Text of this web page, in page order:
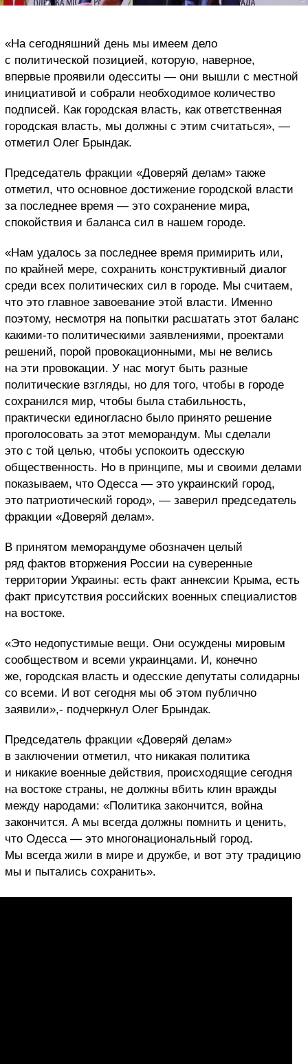
«На сегодняшний день мы имеем дело
с политической позицией, которую, наверное,
впервые проявили одесситы — они вышли с местной
инициативой и собрали необходимое количество
подписей. Как городская власть, как ответственная
городская власть, мы должны с этим считаться», —
отметил Олег Брындак.
Председатель фракции «Доверяй делам» также
отметил, что основное достижение городской власти
за последнее время — это сохранение мира,
спокойствия и баланса сил в нашем городе.
«Нам удалось за последнее время примирить или,
по крайней мере, сохранить конструктивный диалог
среди всех политических сил в городе. Мы считаем,
что это главное завоевание этой власти. Именно
поэтому, несмотря на попытки расшатать этот баланс
какими-то политическими заявлениями, проектами
решений, порой провокационными, мы не велись
на эти провокации. У нас могут быть разные
политические взгляды, но для того, чтобы в городе
сохранился мир, чтобы была стабильность,
практически единогласно было принято решение
проголосовать за этот меморандум. Мы сделали
это с той целью, чтобы успокоить одесскую
общественность. Но в принципе, мы и своими делами
показываем, что Одесса — это украинский город,
это патриотический город», — заверил председатель
фракции «Доверяй делам».
В принятом меморандуме обозначен целый
ряд фактов вторжения России на суверенные
территории Украины: есть факт аннексии Крыма, есть
факт присутствия российских военных специалистов
на востоке.
«Это недопустимые вещи. Они осуждены мировым
сообществом и всеми украинцами. И, конечно
же, городская власть и одесские депутаты солидарны
со всеми. И вот сегодня мы об этом публично
заявили»,- подчеркнул Олег Брындак.
Председатель фракции «Доверяй делам»
в заключении отметил, что никакая политика
и никакие военные действия, происходящие сегодня
на востоке страны, не должны вбить клин вражды
между народами: «Политика закончится, война
закончится. А мы всегда должны помнить и ценить,
что Одесса — это многонациональный город.
Мы всегда жили в мире и дружбе, и вот эту традицию
мы и пытались сохранить».